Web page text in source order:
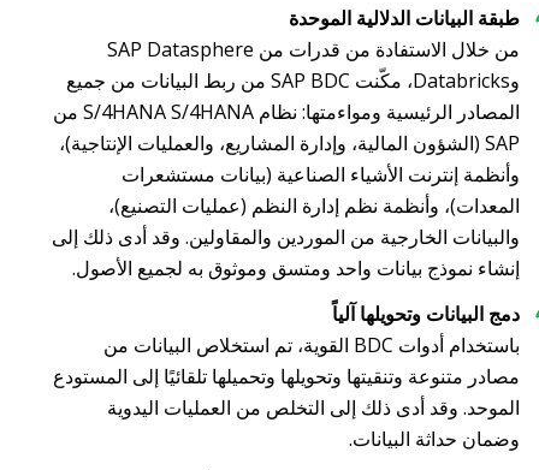
طبقة البيانات الدلالية الموحدة
من خلال الاستفادة من قدرات من SAP Datasphere
وDatabricks، مكّنت SAP BDC من ربط البيانات من جميع
المصادر الرئيسية ومواءمتها: نظام S/4HANA S/4HANA من
SAP (الشؤون المالية، وإدارة المشاريع، والعمليات الإنتاجية)،
وأنظمة إنترنت الأشياء الصناعية (بيانات مستشعرات
المعدات)، وأنظمة نظم إدارة النظم (عمليات التصنيع)،
والبيانات الخارجية من الموردين والمقاولين. وقد أدى ذلك إلى
إنشاء نموذج بيانات واحد ومتسق وموثوق به لجميع الأصول.
دمج البيانات وتحويلها آلياً
باستخدام أدوات BDC القوية، تم استخلاص البيانات من
مصادر متنوعة وتنقيتها وتحويلها وتحميلها تلقائيًا إلى المستودع
الموحد. وقد أدى ذلك إلى التخلص من العمليات اليدوية
وضمان حداثة البيانات.